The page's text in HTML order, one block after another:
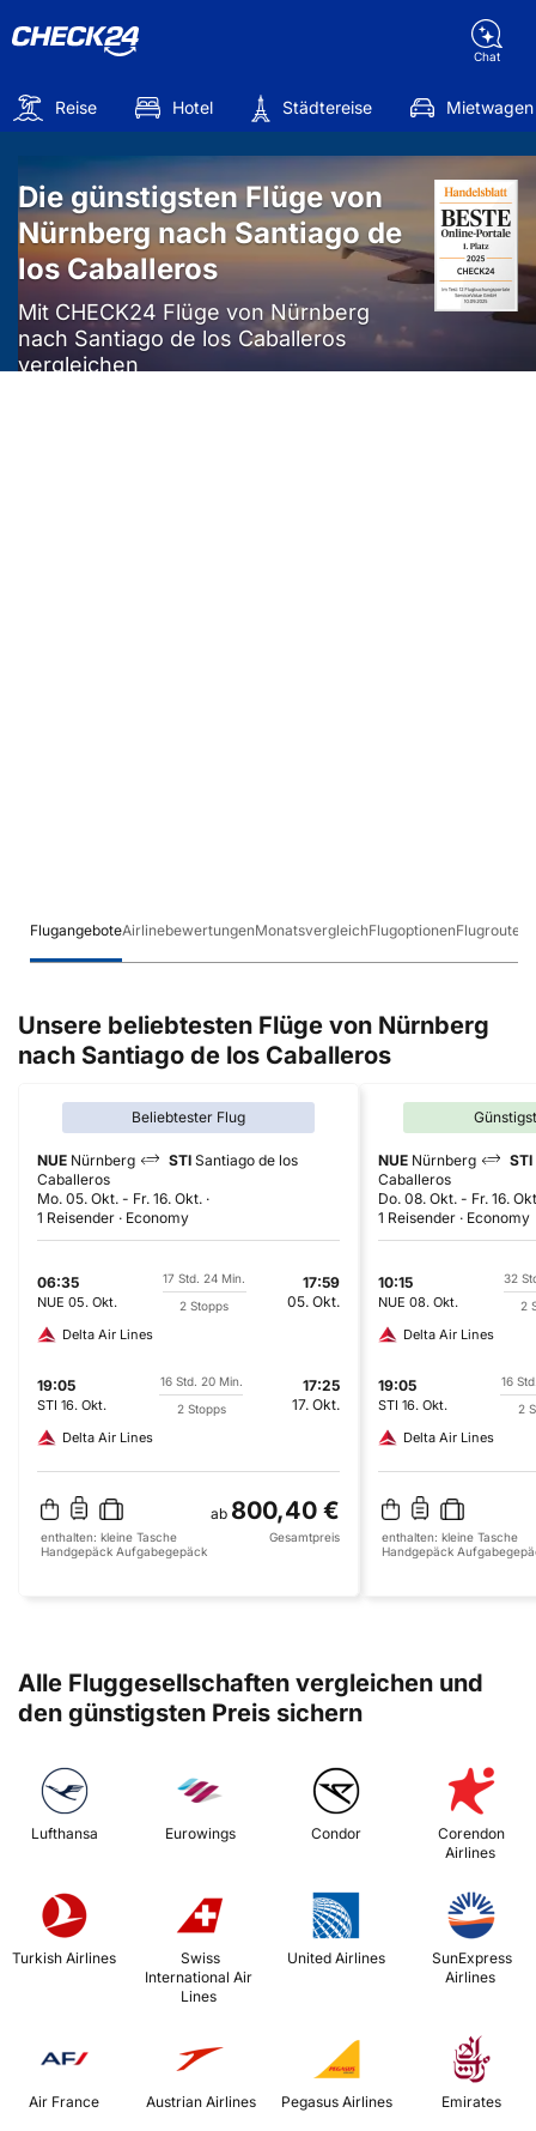
Chat
Reise Hotel Städtereise Mietwagen
Die günstigsten Flüge von
Nürnberg nach Santiago de
los Caballeros
Mit CHECK24 Flüge von Nürnberg
nach Santiago de los Caballeros
vergleichen
FlugangeboteAirlinebewertungenMonatsvergleichFlugoptionenFlugrouten
Unsere beliebtesten Flüge von Nürnberg
nach Santiago de los Caballeros
Beliebtester Flug
NUE Nürnberg STI Santiago de los
Caballeros
Mo. 05. Okt. - Fr. 16. Okt.
1 Reisender
Economy
06:35
NUE 05. Okt.
17 Std. 24 Min.
2 Stopps
17:59
05. Okt.
Delta Air Lines
19:05
STI 16. Okt.
16 Std. 20 Min.
2 Stopps
17:25
17. Okt.
Delta Air Lines
ab 800,40 €
enthalten: kleine Tasche
Handgepäck Aufgabegepäck
Gesamtpreis
NUE Nürnberg
STI
Caballeros
Do. 08. Okt. - Fr. 16.
1 Reisender
Economy
10:15
NUE 08. Okt.
32
2
Delta Air Lines
19:05
STI 16. Okt.
16
2
Delta Air Lines
enthalten: kleine Tasche
Handgepäck
Alle Fluggesellschaften vergleichen und
den günstigsten Preis sichern
Lufthansa Eurowings Condor
Corendon
Airlines
Turkish Airlines
International Air
Lines
United Airlines
Airlines
Air France Austrian Airlines Emirates